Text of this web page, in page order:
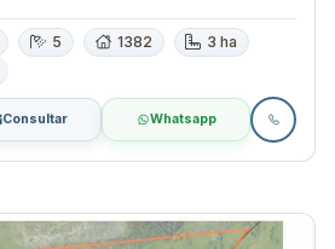
5 1382
3 ha
Consultar Whatsapp